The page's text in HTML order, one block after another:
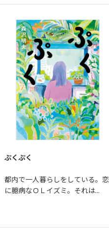
ぷくぷく
都内で一人暮らしをしている。恋
に臆病なＯＬイズミ。それは...